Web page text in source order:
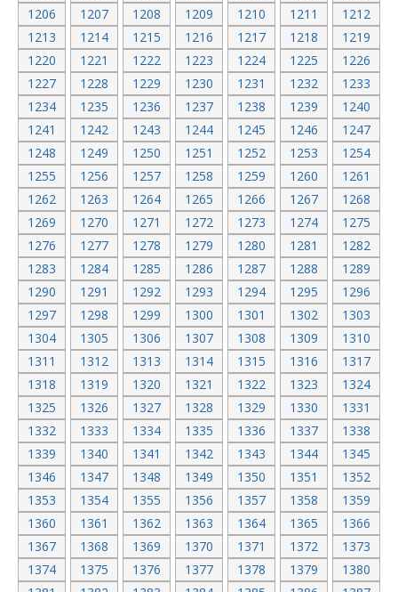
1206
1207 1208 1209 1210 1211
1212
1213
1214 1215 1216 1217 1218
1219
1220
1221 1222 1223 1224 1225
1226
1227
1228 1229 1230 1231 1232
1233
1234
1235 1236 1237 1238 1239
1240
1241
1242 1243 1244 1245 1246
1247
1248
1249 1250 1251 1252 1253
1254
1255
1256 1257 1258 1259 1260
1261
1262
1263 1264 1265 1266 1267
1268
1269
1270 1271 1272 1273 1274
1275
1276
1277 1278 1279 1280 1281
1282
1283
1284 1285 1286 1287 1288
1289
1290
1291 1292 1293 1294 1295
1296
1297
1298 1299 1300 1301 1302
1303
1304
1305 1306 1307 1308 1309
1310
1311
1312 1313 1314 1315 1316
1317
1318
1319 1320 1321 1322 1323
1324
1325
1326 1327 1328 1329 1330
1331
1332
1333 1334 1335 1336 1337
1338
1339
1340 1341 1342 1343 1344
1345
1346
1347 1348 1349 1350 1351
1352
1353
1354 1355 1356 1357 1358
1359
1360
1361 1362 1363 1364 1365
1366
1367
1368 1369 1370 1371 1372
1373
1374
1375 1376 1377 1378 1379
1380